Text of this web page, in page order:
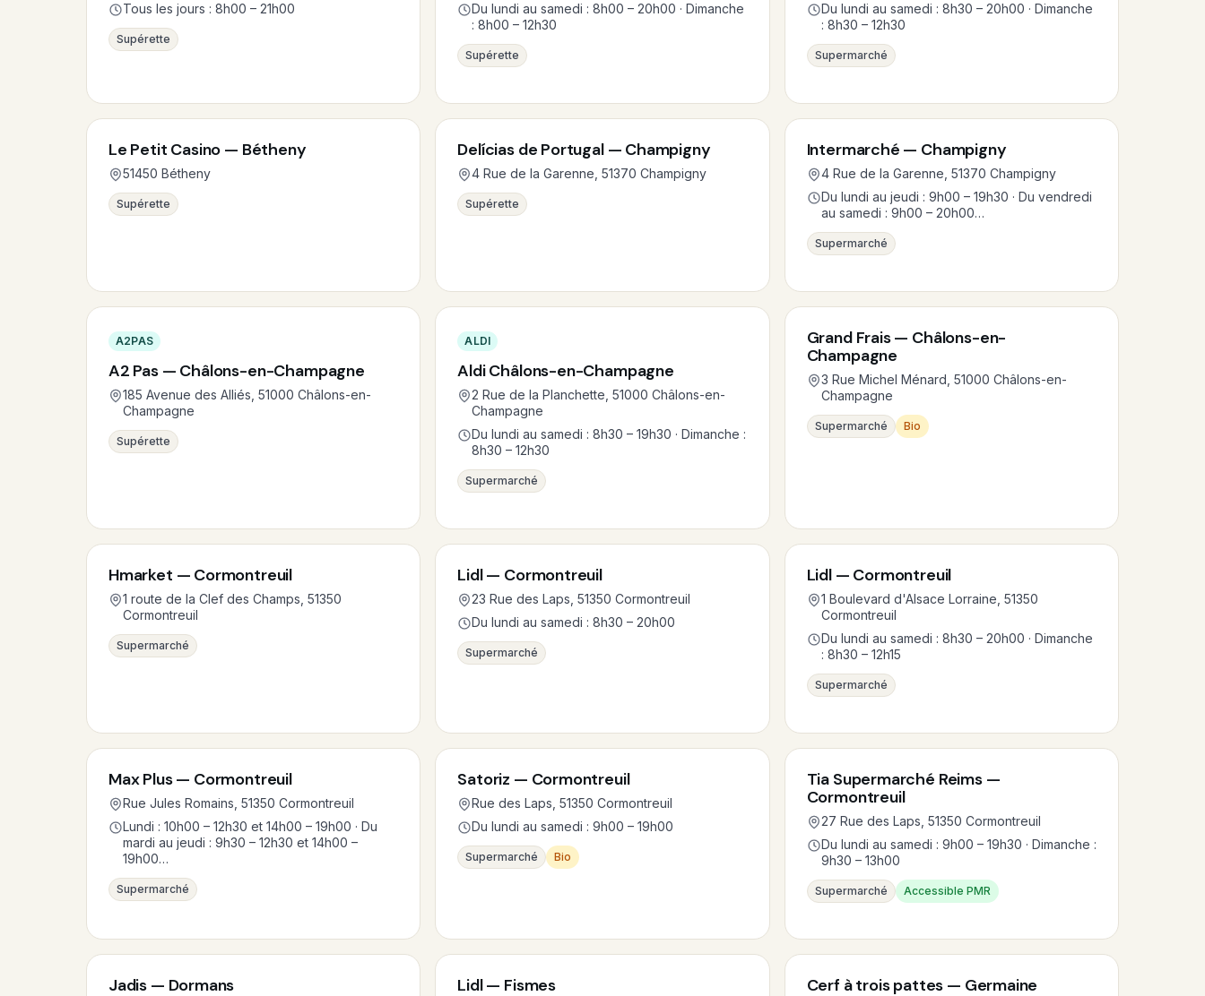
Tous les jours : 8h00 – 21h00
Supérette
Du lundi au samedi : 8h00 – 20h00 · Dimanche
: 8h00 – 12h30
Supérette
Du lundi au samedi : 8h30 – 20h00 · Dimanche
: 8h30 – 12h30
Supermarché
Le Petit Casino — Bétheny
51450 Bétheny
Supérette
Delícias de Portugal — Champigny
4 Rue de la Garenne, 51370 Champigny
Supérette
Intermarché — Champigny
4 Rue de la Garenne, 51370 Champigny
Du lundi au jeudi : 9h00 – 19h30 · Du vendredi
au samedi : 9h00 – 20h00…
Supermarché
A2PAS
A2 Pas — Châlons-en-Champagne
185 Avenue des Alliés, 51000 Châlons-en-
Champagne
Supérette
ALDI
Aldi Châlons-en-Champagne
2 Rue de la Planchette, 51000 Châlons-en-
Champagne
Du lundi au samedi : 8h30 – 19h30 · Dimanche :
8h30 – 12h30
Supermarché
Grand Frais — Châlons-en-
Champagne
3 Rue Michel Ménard, 51000 Châlons-en-
Champagne
Supermarché Bio
Hmarket — Cormontreuil
1 route de la Clef des Champs, 51350
Cormontreuil
Supermarché
Lidl — Cormontreuil
23 Rue des Laps, 51350 Cormontreuil
Du lundi au samedi : 8h30 – 20h00
Supermarché
Lidl — Cormontreuil
1 Boulevard d'Alsace Lorraine, 51350
Cormontreuil
Du lundi au samedi : 8h30 – 20h00 · Dimanche
: 8h30 – 12h15
Supermarché
Max Plus — Cormontreuil
Rue Jules Romains, 51350 Cormontreuil
Lundi : 10h00 – 12h30 et 14h00 – 19h00 · Du
mardi au jeudi : 9h30 – 12h30 et 14h00 –
19h00…
Supermarché
Satoriz — Cormontreuil
Rue des Laps, 51350 Cormontreuil
Du lundi au samedi : 9h00 – 19h00
Supermarché Bio
Tia Supermarché Reims —
Cormontreuil
27 Rue des Laps, 51350 Cormontreuil
Du lundi au samedi : 9h00 – 19h30 · Dimanche :
9h30 – 13h00
Supermarché Accessible PMR
Jadis — Dormans Lidl — Fismes Cerf à trois pattes — Germaine